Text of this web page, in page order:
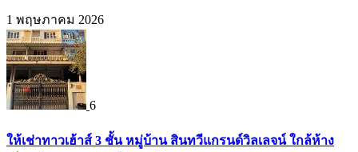
1 พฤษภาคม 2026
6
ให้เช่าทาวเฮ้าส์ 3 ชั้น หมู่บ้าน สินทวีแกรนด์วิลเลจน์ ใกล้ห้าง